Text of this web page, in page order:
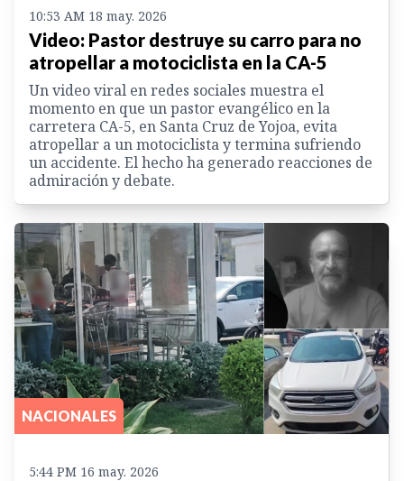
10:53 AM 18 may. 2026
Video: Pastor destruye su carro para no
atropellar a motociclista en la CA-5
Un video viral en redes sociales muestra el
momento en que un pastor evangélico en la
carretera CA-5, en Santa Cruz de Yojoa, evita
atropellar a un motociclista y termina sufriendo
un accidente. El hecho ha generado reacciones de
admiración y debate.
NACIONALES
5:44 PM 16 may. 2026